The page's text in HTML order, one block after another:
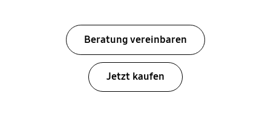
Beratung vereinbaren
Jetzt kaufen